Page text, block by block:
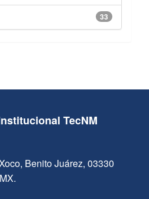
33
TecNM
Benito Juárez, 03330